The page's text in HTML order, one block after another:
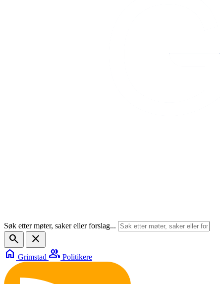
Søk etter møter, saker eller forslag...
search
close
home Grimstad group Politikere